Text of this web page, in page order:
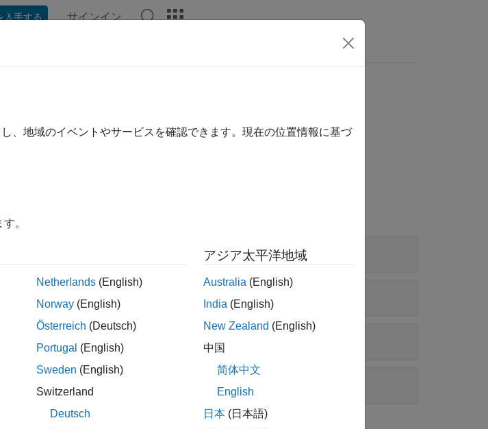
入手する サインイン
functionality.
Synchronization
、地域のイベントやサービスを確認できます。現在の位置情報に基づ
。
Netherlands (English)
Norway (English)
Österreich (Deutsch)
Portugal (English)
Sweden (English)
Switzerland
Deutsch
アジア太平洋地域
Australia (English)
India (English)
New Zealand (English)
中国
简体中文
English
日本 (日本語)